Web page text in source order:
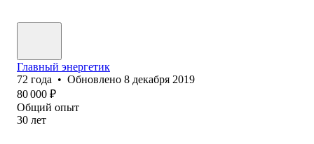
Главный энергетик
72 года • Обновлено 8 декабря 2019
80 000 ₽
Общий опыт
30 лет